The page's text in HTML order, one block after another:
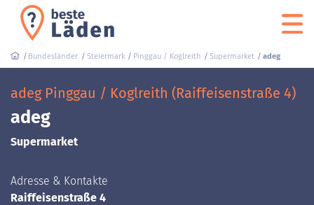
Bundesländer Steiermark Pinggau / Koglreith Supermarket adeg
adeg Pinggau / Koglreith (Raiffeisenstraße 4)
adeg
Supermarket
Adresse & Kontakte
Raiffeisenstraße 4